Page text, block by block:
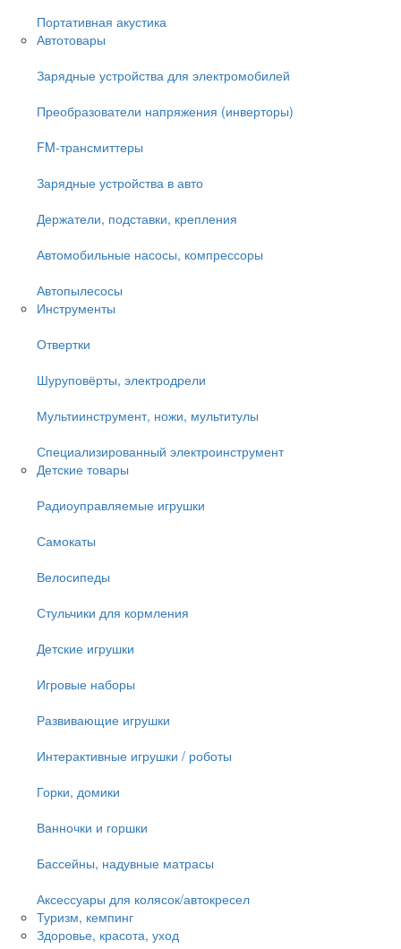
Портативная акустика
Автотовары
Зарядные устройства для электромобилей
Преобразователи напряжения (инверторы)
FM-трансмиттеры
Зарядные устройства в авто
Держатели, подставки, крепления
Автомобильные насосы, компрессоры
Автопылесосы
Инструменты
Отвертки
Шуруповёрты, электродрели
Мультиинструмент, ножи, мультитулы
Специализированный электроинструмент
Детские товары
Радиоуправляемые игрушки
Самокаты
Велосипеды
Стульчики для кормления
Детские игрушки
Игровые наборы
Развивающие игрушки
Интерактивные игрушки / роботы
Горки, домики
Ванночки и горшки
Бассейны, надувные матрасы
Аксессуары для колясок/автокресел
Туризм, кемпинг
Здоровье, красота, уход